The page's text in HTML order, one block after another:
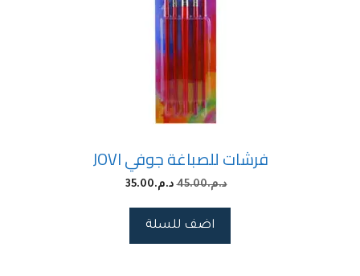
فرشات للصباغة جوفي JOVI
د.م.45.00 د.م.35.00
اضف للسلة